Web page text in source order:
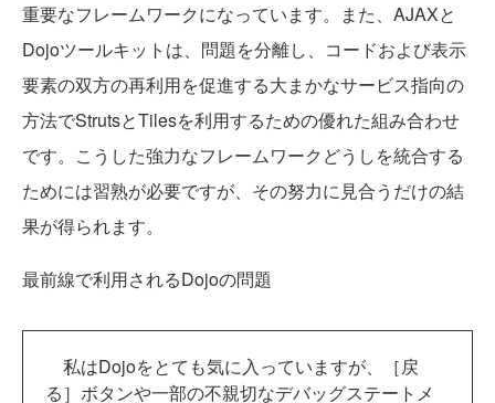
重要なフレームワークになっています。また、AJAXと
Dojoツールキットは、問題を分離し、コードおよび表示
要素の双方の再利用を促進する大まかなサービス指向の
方法でStrutsとTilesを利用するための優れた組み合わせ
です。こうした強力なフレームワークどうしを統合する
ためには習熟が必要ですが、その努力に見合うだけの結
果が得られます。
最前線で利用されるDojoの問題
私はDojoをとても気に入っていますが、［戻
る］ボタンや一部の不親切なデバッグステートメ